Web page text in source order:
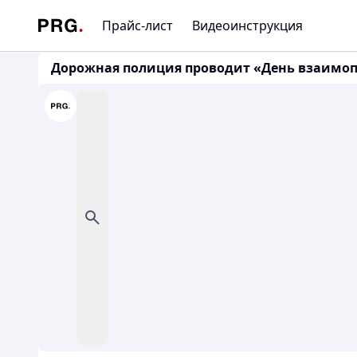
Прайс-лист Видеоинструкция
Дорожная полиция проводит «День